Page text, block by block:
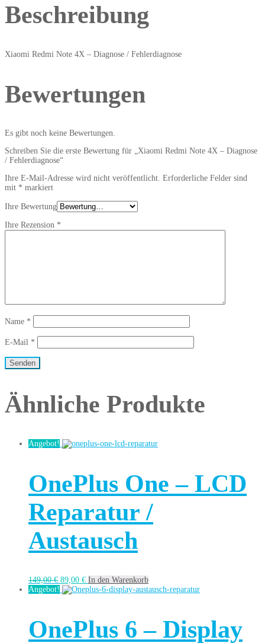
Beschreibung
Xiaomi Redmi Note 4X – Diagnose / Fehlerdiagnose
Bewertungen
Es gibt noch keine Bewertungen.
Schreiben Sie die erste Bewertung für „Xiaomi Redmi Note 4X – Diagnose
/ Fehlerdiagnose“
Ihre E-Mail-Adresse wird nicht veröffentlicht. Erforderliche Felder sind
mit * markiert
Ihre Bewertung
Ihre Rezension *
Name *
E-Mail *
Ähnliche Produkte
Angebot!
OnePlus One – LCD
Reparatur /
Austausch
149,00€ 89,00 € In den Warenkorb
Angebot!
OnePlus 6 – Display